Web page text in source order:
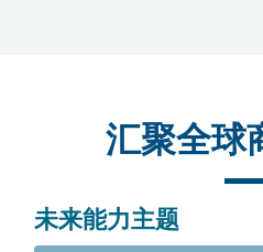
汇聚全球
未来能力主题